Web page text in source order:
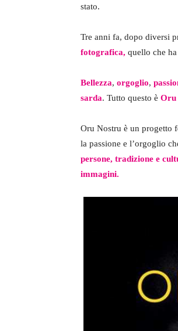
stato.
Tre anni fa, dopo diversi
fotografica, quello che
Bellezza, orgoglio,
sarda. Tutto questo è Oru
Oru Nostru è un progetto
la passione e l’orgoglio
persone, tradizione e
immagini.